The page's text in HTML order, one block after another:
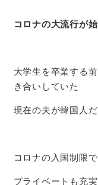
コロナの大流行が
大学生を卒業する
き合いしていた
現在の夫が韓国人
コロナの入国制限
プライベートも充